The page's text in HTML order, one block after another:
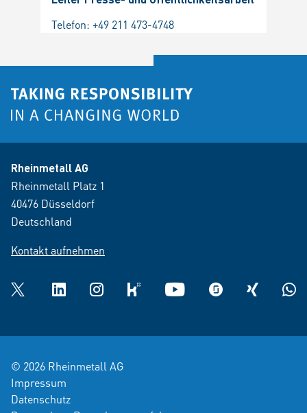
Telefon: +49 211 473-4748
Rheinmetall AG
Rheinmetall Platz 1
40476 Düsseldorf
Deutschland
Kontakt aufnehmen
Twitter LinkedInInstagramkununu YouTube glassdoorXING
© 2026 Rheinmetall AG
Impressum
Datenschutz